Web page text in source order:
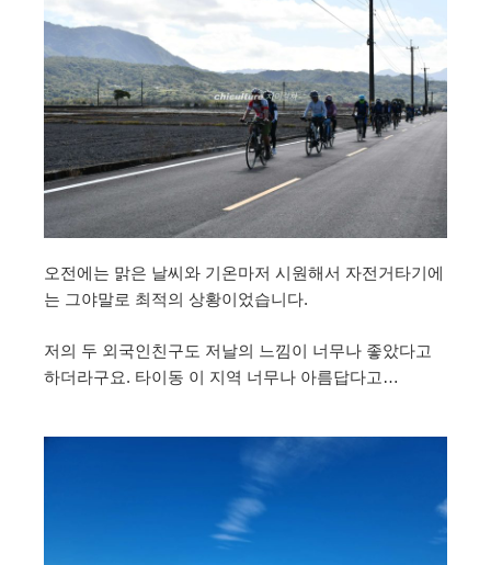
오전에는 맑은 날씨와 기온마저 시원해서 자전거타기에
는 그야말로 최적의 상황이었습니다.
저의 두 외국인친구도 저날의 느낌이 너무나 좋았다고
하더라구요. 타이동 이 지역 너무나 아름답다고…